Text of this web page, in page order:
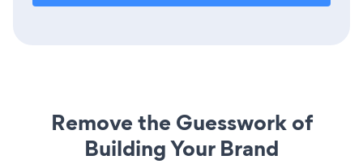
Remove the Guesswork of
Building Your Brand